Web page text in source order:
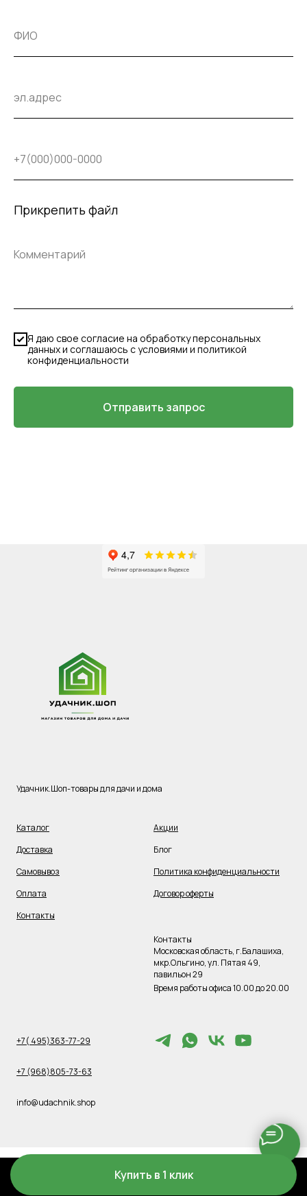
Прикрепить файл
Я даю свое согласие на обработку персональных
данных и соглашаюсь с условиями и политикой
конфиденциальности
Отправить запрос
Удачник.Шоп-товары для дачи и дома
Каталог
Доставка
Самовывоз
Оплата
Контакты
Акции
Блог
Политика конфиденциальности
Договор оферты
Контакты
Московская область, г.Балашиха,
мкр.Ольгино, ул. Пятая 49,
павильон 29
Время работы офиса 10.00 до 20.00
+7( 495)363-77-29
+7 (968)805-73-63
info@udachnik.shop
Купить в 1 клик
Made on Tilda